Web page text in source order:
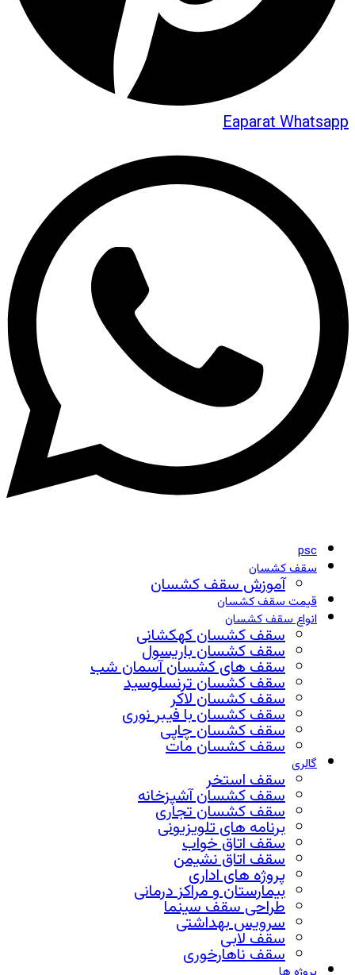
EaparatWhatsapp
psc
سقف کشسان
آموزش سقف کشسان
قیمت سقف کشسان
انواع سقف کشسان
سقف کشسان کهکشانی
سقف کشسان باریسول
سقف های کشسان آسمان شب
سقف کشسان ترنسلوسید
سقف کشسان لاکر
سقف کشسان با فیبر نوری
سقف کشسان چاپی
سقف کشسان مات
گالری
سقف استخر
سقف کشسان آشپزخانه
سقف کشسان تجاری
برنامه های تلویزیونی
سقف اتاق خواب
سقف اتاق نشیمن
پروژه های اداری
بیمارستان و مراکز درمانی
طراحی سقف سینما
سرویس بهداشتی
سقف لابی
سقف ناهارخوری